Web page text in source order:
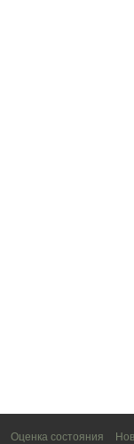
Оценка состояния